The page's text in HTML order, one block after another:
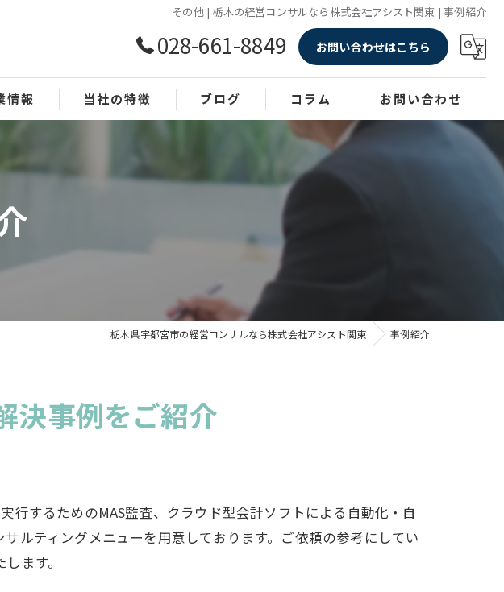
その他 | 栃木の経営コンサルなら株式会社アシスト関東 | 事例紹介
028-661-8849 お問い合わせはこちら
情報 当社の特徴 ブログ コラム お問い合わせ
栃木県宇都宮市の経営コンサルなら株式会社アシスト関東 事例紹介
決事例をご紹介
するためのMAS監査、クラウド型会計ソフトによる自動化・自
ルティングメニューを用意しております。ご依頼の参考にしてい
ます。